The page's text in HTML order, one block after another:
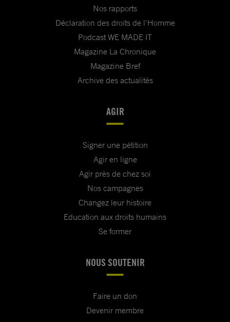
Nos rapports
Déclaration des droits de l'Homme
Podcast WE MADE IT
Magazine La Chronique
Magazine Bref
Archive des actualités
AGIR
Signer une pétition
Agir en ligne
Agir près de chez soi
Nos campagnes
Changez leur histoire
Education aux droits humains
Se former
NOUS SOUTENIR
Faire un don
Devenir membre